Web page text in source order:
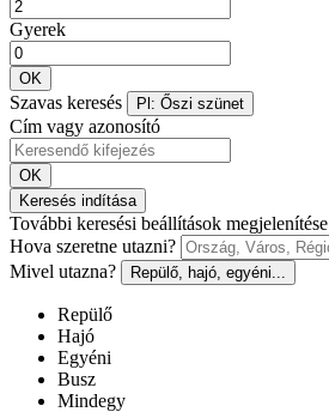
Gyerek
OK
Szavas keresés Pl: Őszi szünet
Cím vagy azonosító
OK
Keresés indítása
További keresési beállítások megjelenítése
Hova szeretne utazni?
Mivel utazna?
Repülő, hajó, egyéni...
Repülő
Hajó
Egyéni
Busz
Mindegy